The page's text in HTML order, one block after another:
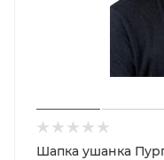
Шапка ушанка